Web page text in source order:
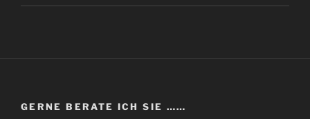
GERNE BERATE ICH SIE ……